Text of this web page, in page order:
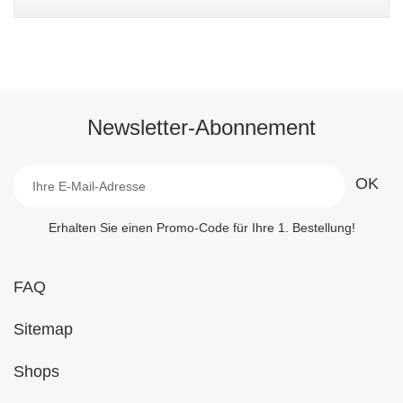
Newsletter-Abonnement
Erhalten Sie einen Promo-Code für Ihre 1. Bestellung!
FAQ
Sitemap
Shops